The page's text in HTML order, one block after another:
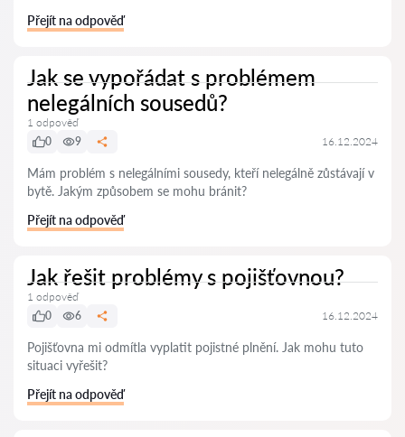
Přejít na odpověď
Jak se vypořádat s problémem
nelegálních sousedů?
1 odpověď
0
9 16.12.2024
Mám problém s nelegálními sousedy, kteří nelegálně zůstávají v
bytě. Jakým způsobem se mohu bránit?
Přejít na odpověď
Jak řešit problémy s pojišťovnou?
1 odpověď
0
6 16.12.2024
Pojišťovna mi odmítla vyplatit pojistné plnění. Jak mohu tuto
situaci vyřešit?
Přejít na odpověď